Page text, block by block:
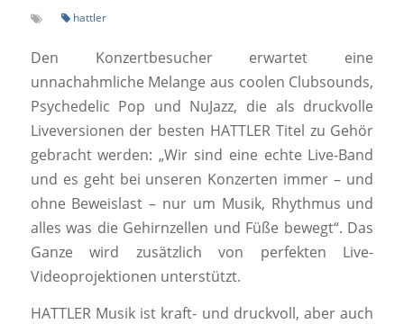
hattler
Den Konzertbesucher erwartet eine
unnachahmliche Melange aus coolen Clubsounds,
Psychedelic Pop und NuJazz, die als druckvolle
Liveversionen der besten HATTLER Titel zu Gehör
gebracht werden: „Wir sind eine echte Live-Band
und es geht bei unseren Konzerten immer – und
ohne Beweislast – nur um Musik, Rhythmus und
alles was die Gehirnzellen und Füße bewegt“. Das
Ganze wird zusätzlich von perfekten Live-
Videoprojektionen unterstützt.
HATTLER Musik ist kraft- und druckvoll, aber auch